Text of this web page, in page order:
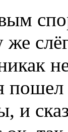
же
и